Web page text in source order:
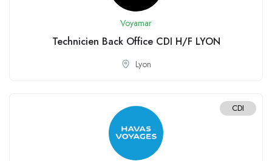
Voyamar
Technicien Back Office CDI H/F LYON
Lyon
CDI